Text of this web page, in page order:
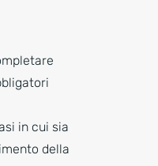
in cui sia
della